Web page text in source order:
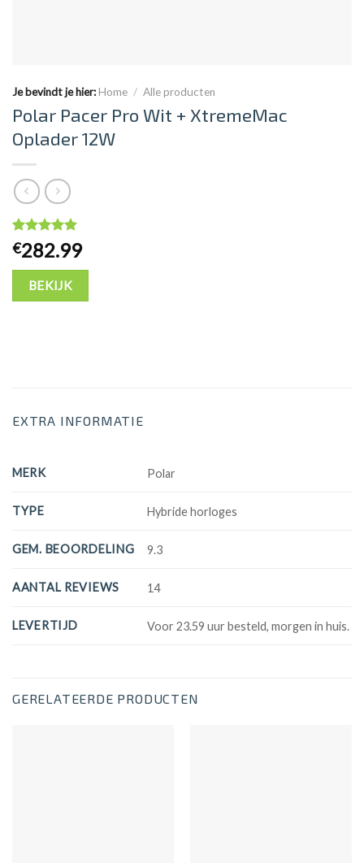
Je bevindt je hier: Home / Alle producten
Polar Pacer Pro Wit + XtremeMac
Oplader 12W
Waardering9.3
gebaseerd op
14
klantbeoordelingen
€282.99
BEKIJK
EXTRA INFORMATIE
MERK Polar
TYPE Hybride horloges
GEM. BEOORDELING 9.3
AANTAL REVIEWS 14
LEVERTIJD Voor 23.59 uur besteld, morgen in huis.
GERELATEERDE PRODUCTEN